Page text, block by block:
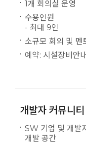
1개 회의실 운영
수용인원
- 최대 9인
소규모 회의 및 멘
예약: 시설장비안
개발자 커뮤니티
SW 기업 및 개발
개발 공간